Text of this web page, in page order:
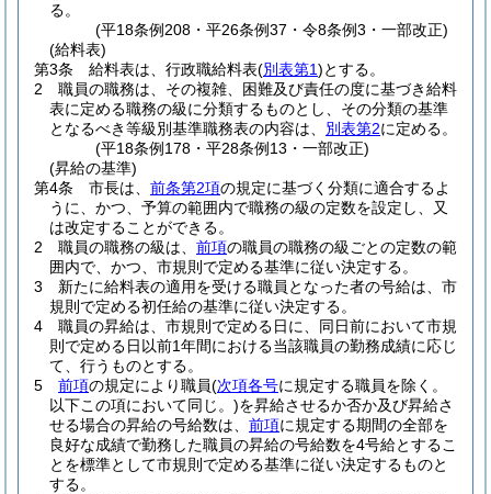
る。
(平18条例208・平26条例37・令8条例3・一部改正)
(給料表)
第3条
給料表は、行政職給料表(別表第1)とする。
2
職員の職務は、その複雑、困難及び責任の度に基づき給料
表に定める職務の級に分類するものとし、その分類の基準
となるべき等級別基準職務表の内容は、 別表第2に定める。
(平18条例178・平28条例13・一部改正)
(昇給の基準)
第4条
市長は、 前条第2項の規定に基づく分類に適合するよ
うに、かつ、予算の範囲内で職務の級の定数を設定し、又
は改定することができる。
2
職員の職務の級は、 前項の職員の職務の級ごとの定数の範
囲内で、かつ、市規則で定める基準に従い決定する。
3
新たに給料表の適用を受ける職員となった者の号給は、市
規則で定める初任給の基準に従い決定する。
4
職員の昇給は、市規則で定める日に、同日前において市規
則で定める日以前1年間における当該職員の勤務成績に応じ
て、行うものとする。
5
前項の規定により職員(次項各号に規定する職員を除く。
以下この項において同じ。)を昇給させるか否か及び昇給さ
せる場合の昇給の号給数は、 前項に規定する期間の全部を
良好な成績で勤務した職員の昇給の号給数を4号給とするこ
とを標準として市規則で定める基準に従い決定するものと
する。